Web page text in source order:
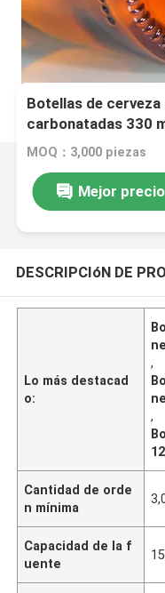
Botellas de
carbonatadas 330
MOQ：3,000 piezas
Mejor precio
DESCRIPCIóN DE
Lo más destacad
o:
,
,
Cantidad de orde
n mínima
Capacidad de la f
uente